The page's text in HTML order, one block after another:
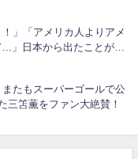
」「アメリカ人よりアメ
」日本から出たことがな
またもスーパーゴールで公
三笘薫をファン大絶賛！